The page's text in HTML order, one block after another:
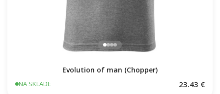
Evolution of man (Chopper)
NA SKLADE 23.43 €